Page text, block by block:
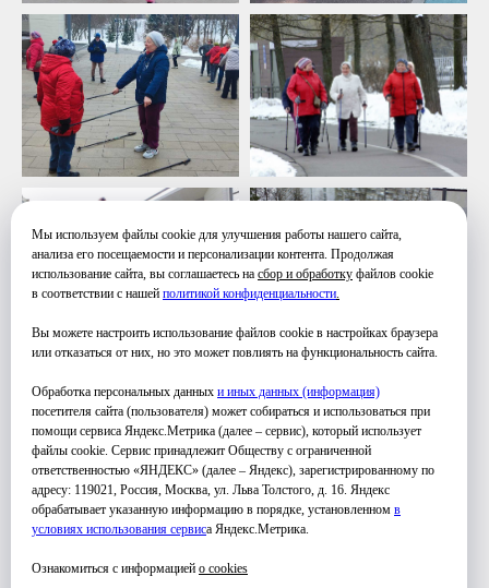
Мы используем файлы cookie для улучшения работы нашего сайта,
анализа его посещаемости и персонализации контента. Продолжая
использование сайта, вы соглашаетесь на сбор и обработку файлов cookie
в соответствии с нашей политикой конфиденциальности.
Вы можете настроить использование файлов cookie в настройках браузера
или отказаться от них, но это может повлиять на функциональность сайта.
Обработка персональных данных и иных данных (информация)
посетителя сайта (пользователя) может собираться и использоваться при
помощи сервиса Яндекс.Метрика (далее – сервис), который использует
файлы cookie. Сервис принадлежит Обществу с ограниченной
ответственностью «ЯНДЕКС» (далее – Яндекс), зарегистрированному по
адресу: 119021, Россия, Москва, ул. Льва Толстого, д. 16. Яндекс
обрабатывает указанную информацию в порядке, установленном в
условиях использования сервиса Яндекс.Метрика.
Ознакомиться с информацией о cookies